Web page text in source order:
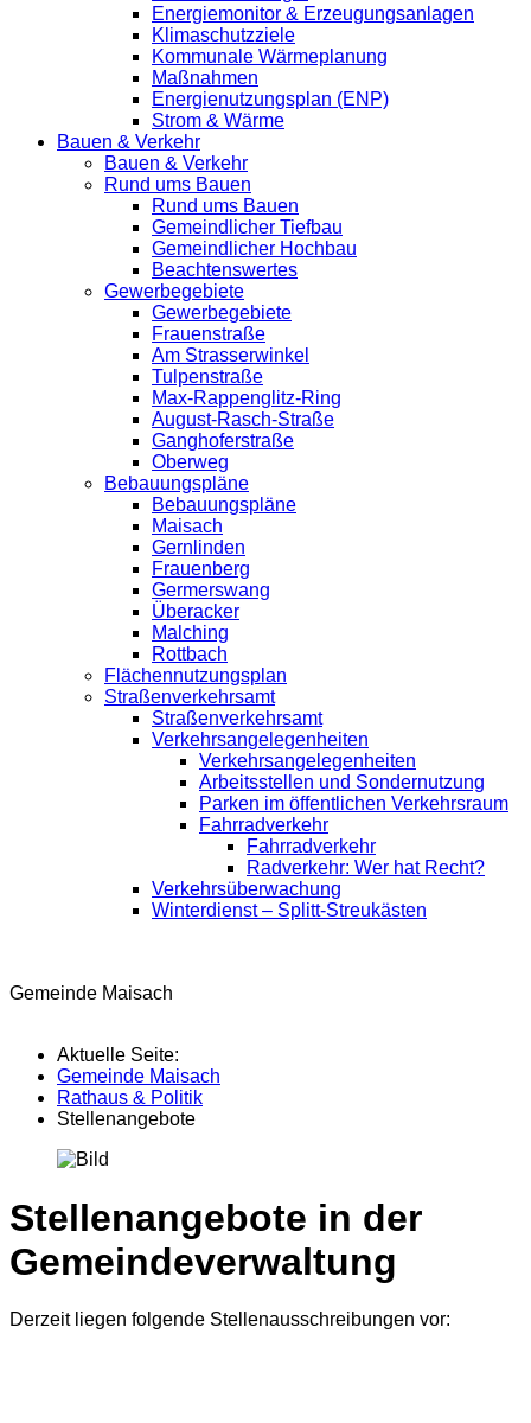
Energiemonitor & Erzeugungsanlagen
Klimaschutzziele
Kommunale Wärmeplanung
Maßnahmen
Energienutzungsplan (ENP)
Strom & Wärme
Bauen & Verkehr
Bauen & Verkehr
Rund ums Bauen
Rund ums Bauen
Gemeindlicher Tiefbau
Gemeindlicher Hochbau
Beachtenswertes
Gewerbegebiete
Gewerbegebiete
Frauenstraße
Am Strasserwinkel
Tulpenstraße
Max-Rappenglitz-Ring
August-Rasch-Straße
Ganghoferstraße
Oberweg
Bebauungspläne
Bebauungspläne
Maisach
Gernlinden
Frauenberg
Germerswang
Überacker
Malching
Rottbach
Flächennutzungsplan
Straßenverkehrsamt
Straßenverkehrsamt
Verkehrsangelegenheiten
Verkehrsangelegenheiten
Arbeitsstellen und Sondernutzung
Parken im öffentlichen Verkehrsraum
Fahrradverkehr
Fahrradverkehr
Radverkehr: Wer hat Recht?
Verkehrsüberwachung
Winterdienst – Splitt-Streukästen
Gemeinde Maisach
Aktuelle Seite:
Gemeinde Maisach
Rathaus & Politik
Stellenangebote
Stellenangebote in der
Gemeindeverwaltung
Derzeit liegen folgende Stellenausschreibungen vor: